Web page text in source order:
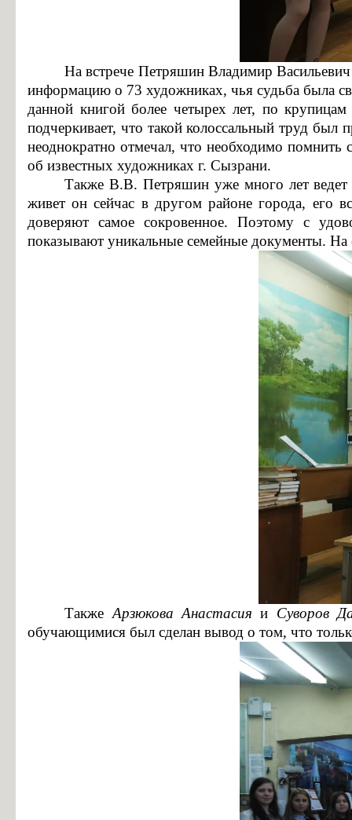
Трудоустройство
Информация о закреплении за каждой группой отдельного
Памятки по безопасности
На встрече Петряшин Владимир Васильевич
информацию о 73 художниках, чья судьба была
данной книгой более четырех лет, по
подчеркивает, что такой колоссальный труд
неоднократно отмечал, что необходимо
об известных художниках г. Сызрани.
Также В.В. Петряшин уже много лет ведет
живет он сейчас в другом районе города, его
доверяют самое сокровенное. Поэтому с
показывают уникальные семейные документы. На
Также Арзюкова Анастасия и Суворов
обучающимися был сделан вывод о том, что